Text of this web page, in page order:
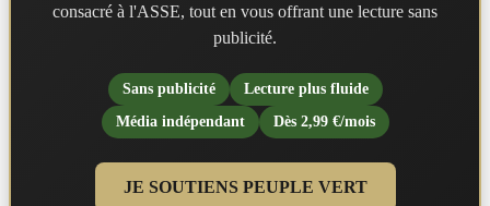
consacré à l'ASSE, tout en vous offrant une lecture sans
publicité.
Sans publicité
Lecture plus fluide
Média indépendant
Dès 2,99 €/mois
JE SOUTIENS PEUPLE VERT